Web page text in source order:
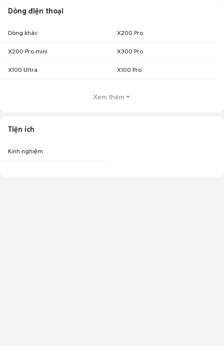
Dòng điện thoại
Dòng khác X200 Pro
X200 Pro mini X300 Pro
X100 Ultra X100 Pro
Xem thêm
Tiện ích
Kinh nghiệm